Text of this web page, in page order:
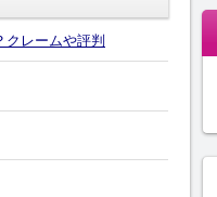
レームや評判